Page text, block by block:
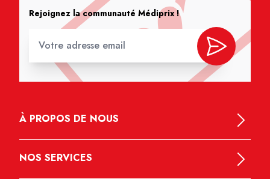
Rejoignez la communauté Médiprix !
À PROPOS DE NOUS
NOS SERVICES